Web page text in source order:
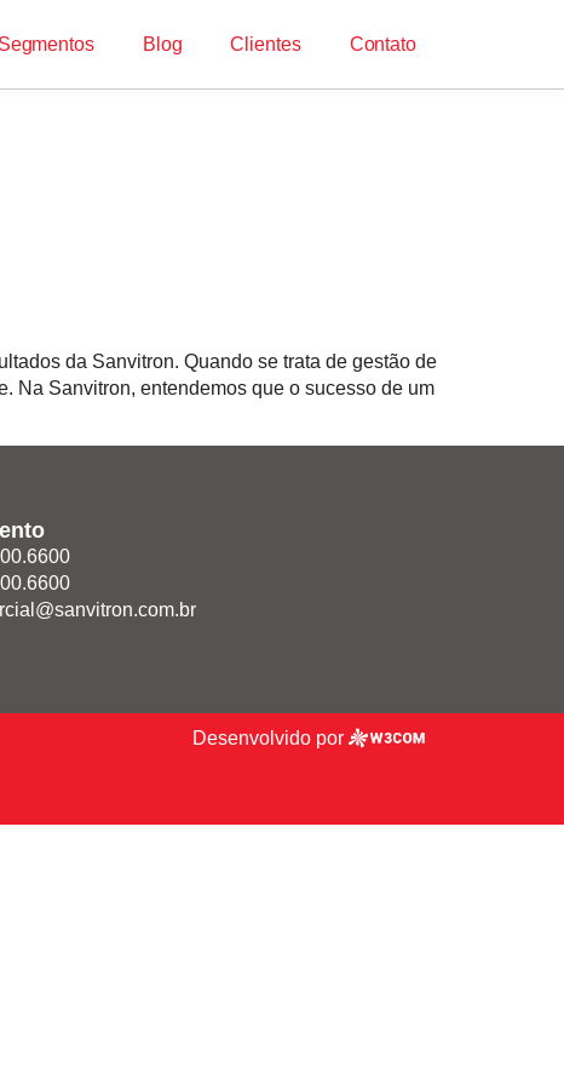
Segmentos Blog Clientes Contato
da Sanvitron. Quando se trata de gestão de
Na Sanvitron, entendemos que o sucesso de um
Desenvolvido por